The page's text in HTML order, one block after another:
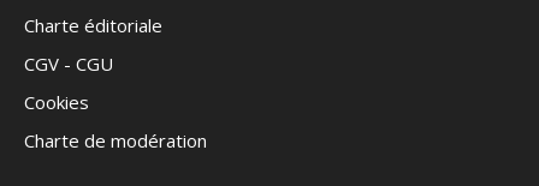
Charte éditoriale
CGV - CGU
Cookies
Charte de modération